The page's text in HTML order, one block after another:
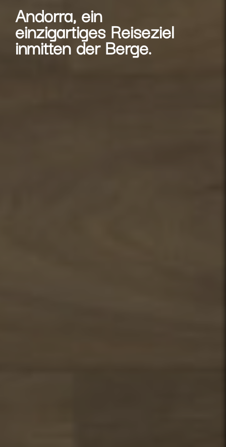
Andorra, ein
einzigartiges Reiseziel
inmitten der Berge.